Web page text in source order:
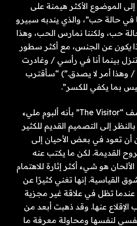
الموضوع الأكثر هيمنة على
في حالة حب”، والذي يندبه سبيرو
حب، ولكننا نمارس الحب، وهذا
يكون عن الجنس، مع أكثر سطور
تنزل بينما أنا في رأسي / وغادرت
وهذا أمر لا يصدق.”) “سأقترب
بما يكفي للكسر”.
سيكون من السهل وصف “The Visitor” بأنه ألبوم مليء
إلى التصميم القديم للكثير
أن تعود في بعض الأحيان إلى
القديمة. لكن ما يكتب عنه
هو شيء أكثر إثارة للاهتمام
القياسية. إنها تغني كثيرًا عن
تظل في علاقة غير مجزية
عنها. وقد ذهبت أبعد من
لنفسها ومحاولة معرفة ما